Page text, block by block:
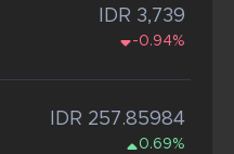
IDR 3,739
-0.94%
IDR 257.85984
0.69%